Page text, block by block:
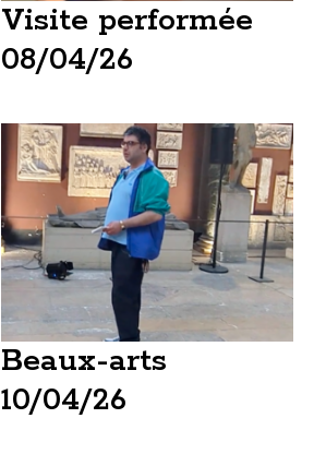
Visite performée
08/04/26
Beaux-arts
10/04/26